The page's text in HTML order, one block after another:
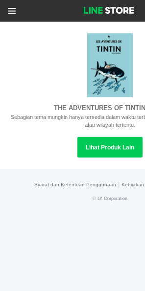
THE ADVENTURES OF
Sebagian tema mungkin hanya tersedia dalam waktu
atau wilayah tertentu.
Lihat Produk Lain
Syarat dan Ketentuan Penggunaan Kebijakan
© LY Corporation